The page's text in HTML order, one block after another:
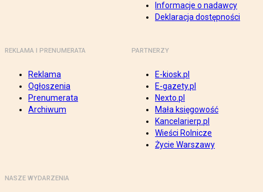
Informacje o nadawcy
Deklaracja dostępności
REKLAMA I PRENUMERATA
Reklama
Ogłoszenia
Prenumerata
Archiwum
PARTNERZY
E-kiosk.pl
E-gazety.pl
Nexto.pl
Mała księgowość
Kancelarierp.pl
Wieści Rolnicze
Życie Warszawy
NASZE WYDARZENIA